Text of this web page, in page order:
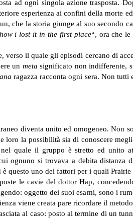
ad ogni singola azione trasposta.
esperienza ai confini della morte
che la storia giunge al suo secondo
i lost it in the first place“, ora che le
il quale gli episodi cercano di
un meta significato non indifferente,
ragazza racconta ogni sera. Non tutti
diventa unito ed omogeneo. Non
loro la possibilità sia di conoscere
quale il gruppo è stretto ed unito
ognuno si trovava a debita
questo uno dei fattori per i quali Prairie
le cavie del dottor Hap,
oggetto dei suoi esami, sono i
viene creata pare ricordare il
al caso: posto al termine di un